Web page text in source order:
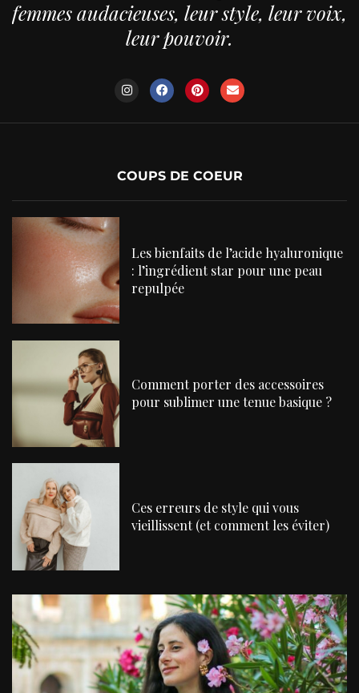
femmes audacieuses, leur style, leur voix,
leur pouvoir.
COUPS DE COEUR
Les bienfaits de l’acide hyaluronique
: l’ingrédient star pour une peau
repulpée
Comment porter des accessoires
pour sublimer une tenue basique ?
Ces erreurs de style qui vous
vieillissent (et comment les éviter)